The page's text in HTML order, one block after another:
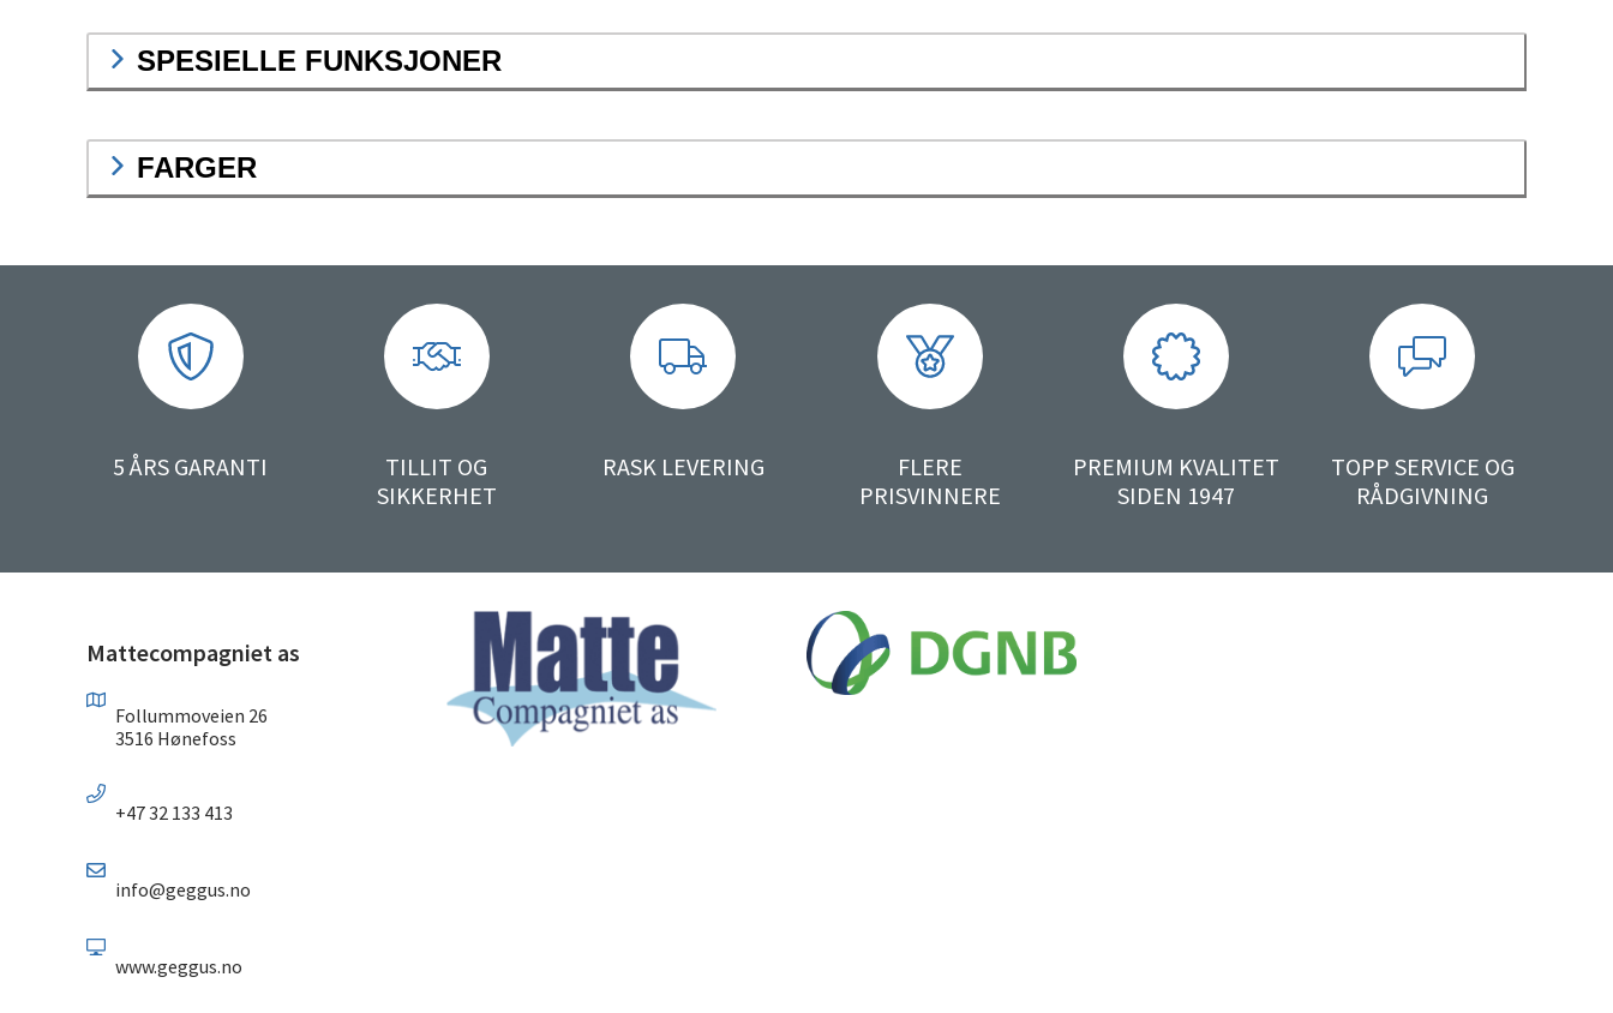
SPESIELLE FUNKSJONER
FARGER
5 ÅRS GARANTI
TILLIT OG
SIKKERHET
RASK LEVERING
FLERE
PRISVINNERE
PREMIUM KVALITET
SIDEN 1947
TOPP SERVICE OG
RÅDGIVNING
Mattecompagniet as
Follummoveien 26
3516 Hønefoss
+47 32 133 413
info@geggus.no
www.geggus.no